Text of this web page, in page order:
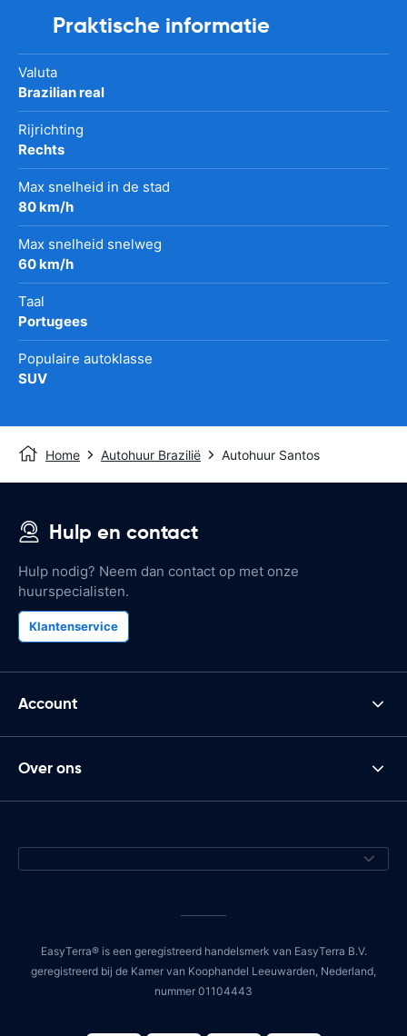
Praktische informatie
Valuta
Brazilian real
Rijrichting
Rechts
Max snelheid in de stad
80 km/h
Max snelheid snelweg
60 km/h
Taal
Portugees
Populaire autoklasse
SUV
Home Autohuur Brazilië Autohuur Santos
Hulp en contact
Hulp nodig? Neem dan contact op met onze
huurspecialisten.
Klantenservice
Account
Over ons
EasyTerra® is een geregistreerd handelsmerk van EasyTerra B.V.
geregistreerd bij de Kamer van Koophandel Leeuwarden, Nederland,
nummer 01104443